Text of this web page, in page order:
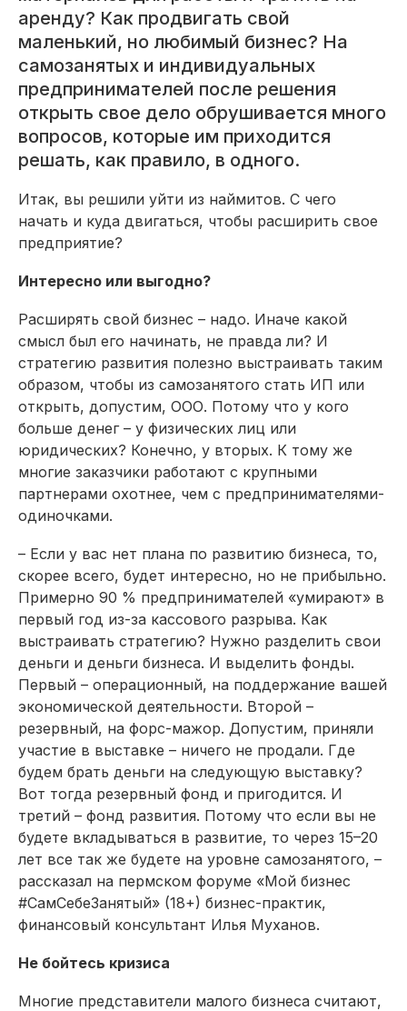
аренду? Как продвигать свой
маленький, но любимый бизнес? На
самозанятых и индивидуальных
предпринимателей после решения
открыть свое дело обрушивается много
вопросов, которые им приходится
решать, как правило, в одного.
Итак, вы решили уйти из наймитов. С чего
начать и куда двигаться, чтобы расширить свое
предприятие?
Интересно или выгодно?
Расширять свой бизнес – надо. Иначе какой
смысл был его начинать, не правда ли? И
стратегию развития полезно выстраивать таким
образом, чтобы из самозанятого стать ИП или
открыть, допустим, ООО. Потому что у кого
больше денег – у физических лиц или
юридических? Конечно, у вторых. К тому же
многие заказчики работают с крупными
партнерами охотнее, чем с предпринимателями-
одиночками.
– Если у вас нет плана по развитию бизнеса, то,
скорее всего, будет интересно, но не прибыльно.
Примерно 90 % предпринимателей «умирают» в
первый год из-за кассового разрыва. Как
выстраивать стратегию? Нужно разделить свои
деньги и деньги бизнеса. И выделить фонды.
Первый – операционный, на поддержание вашей
экономической деятельности. Второй –
резервный, на форс-мажор. Допустим, приняли
участие в выставке – ничего не продали. Где
будем брать деньги на следующую выставку?
Вот тогда резервный фонд и пригодится. И
третий – фонд развития. Потому что если вы не
будете вкладываться в развитие, то через 15–20
лет все так же будете на уровне самозанятого, –
рассказал на пермском форуме «Мой бизнес
#СамСебеЗанятый» (18+) бизнес-практик,
финансовый консультант Илья Муханов.
Не бойтесь кризиса
Многие представители малого бизнеса считают,